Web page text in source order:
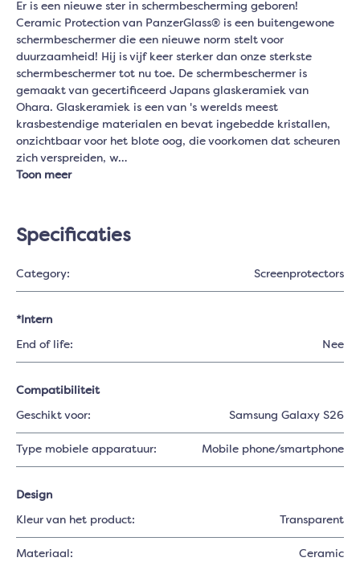
Er is een nieuwe ster in schermbescherming geboren!
Ceramic Protection van PanzerGlass® is een buitengewone
schermbeschermer die een nieuwe norm stelt voor
duurzaamheid! Hij is vijf keer sterker dan onze sterkste
schermbeschermer tot nu toe. De schermbeschermer is
gemaakt van gecertificeerd Japans glaskeramiek van
Ohara. Glaskeramiek is een van 's werelds meest
krasbestendige materialen en bevat ingebedde kristallen,
onzichtbaar voor het blote oog, die voorkomen dat scheuren
zich verspreiden, w…
Toon meer
Specificaties
Category: Screenprotectors
*Intern
End of life: Nee
Compatibiliteit
Geschikt voor: Samsung Galaxy S26
Type mobiele apparatuur: Mobile phone/smartphone
Design
Kleur van het product: Transparent
Materiaal: Ceramic